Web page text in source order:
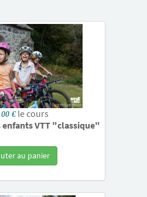
€ le cours
VTT "classique"
au panier